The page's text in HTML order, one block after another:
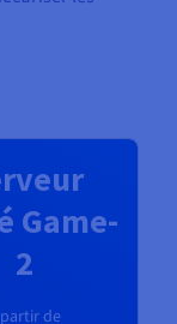
Game-
2
de